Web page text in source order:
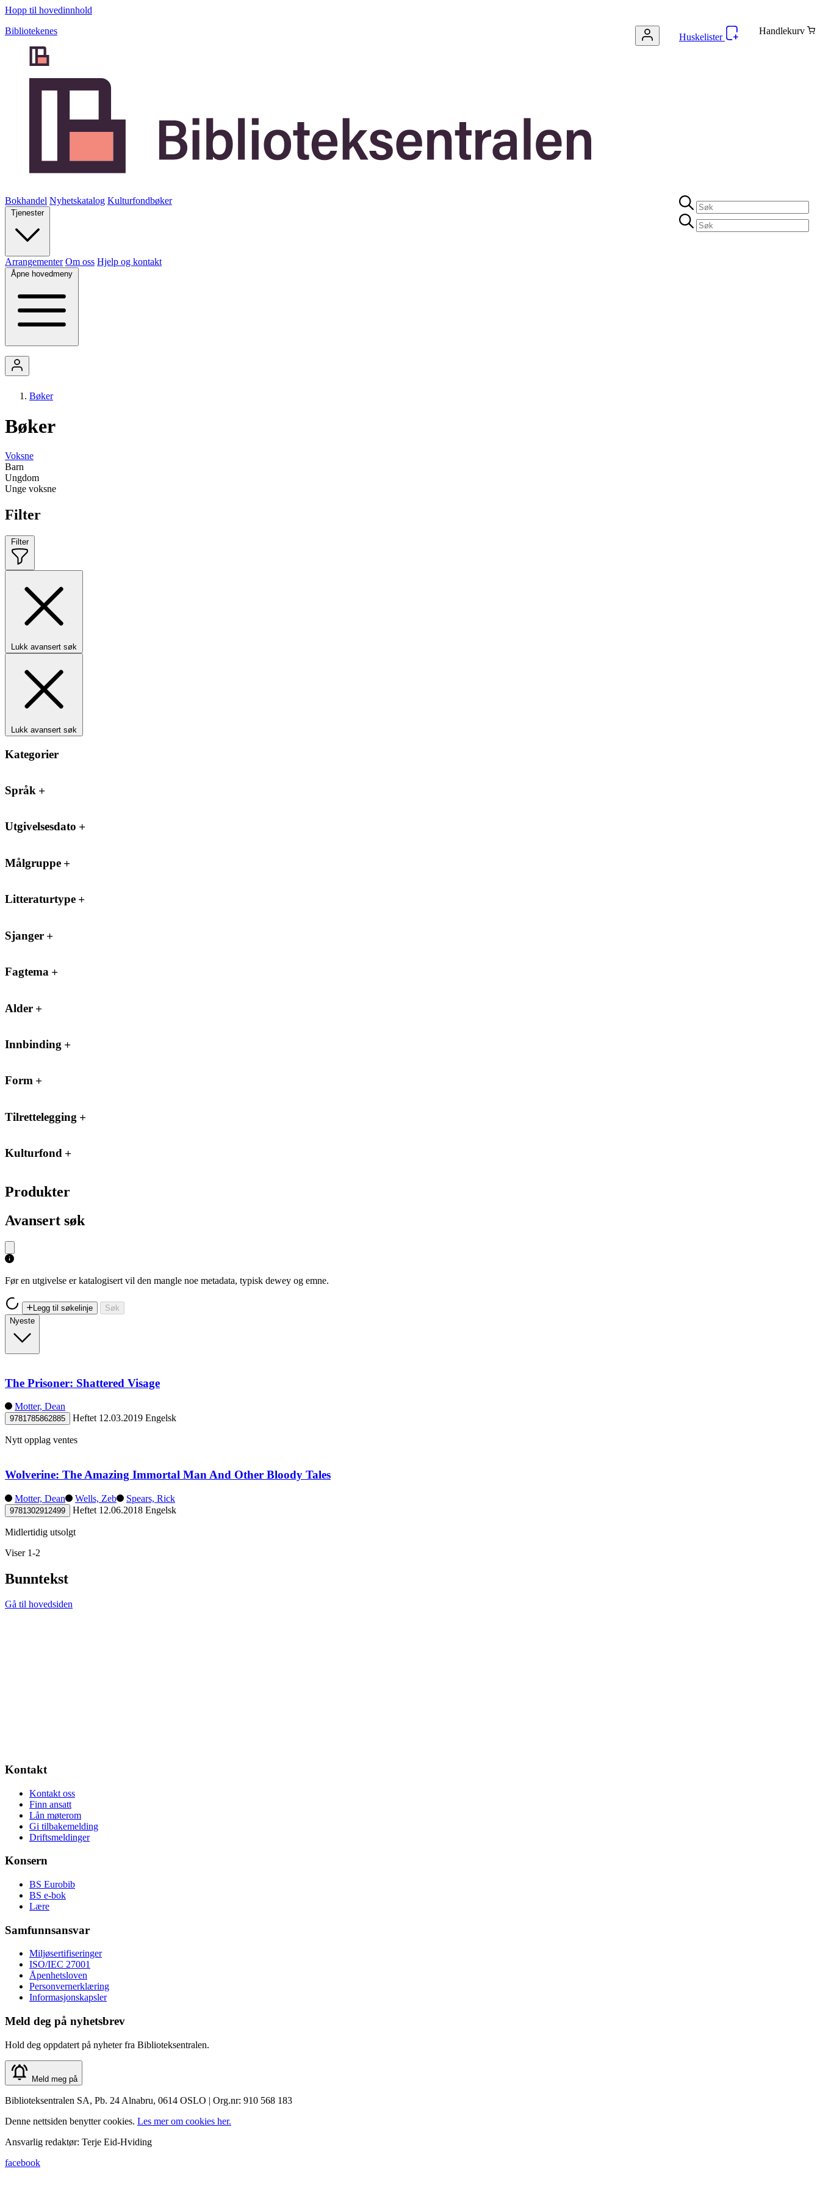
Hopp til hovedinnhold
Bibliotekenes
Bokhandel Nyhetskatalog Kulturfondbøker
Tjenester
Arrangementer Om oss Hjelp og kontakt
Åpne hovedmeny
Huskelister
Handlekurv
Bøker
Bøker
Voksne
Barn
Ungdom
Unge voksne
Filter
Filter
Lukk avansert søk
Lukk avansert søk
Kategorier
Språk
Utgivelsesdato
Målgruppe
Litteraturtype
Sjanger
Fagtema
Alder
Innbinding
Form
Tilrettelegging
Kulturfond
Produkter
Avansert søk
Før en utgivelse er katalogisert vil den mangle noe metadata, typisk dewey og emne.
Legg til søkelinje
Søk
Nyeste
The Prisoner: Shattered Visage
Motter, Dean
9781785862885 Heftet 12.03.2019 Engelsk
Nytt opplag ventes
Wolverine: The Amazing Immortal Man And Other Bloody Tales
Motter, Dean Wells, Zeb Spears, Rick
9781302912499 Heftet 12.06.2018 Engelsk
Midlertidig utsolgt
Viser 1-2
Bunntekst
Gå til hovedsiden
Kontakt
Kontakt oss
Finn ansatt
Lån møterom
Gi tilbakemelding
Driftsmeldinger
Konsern
BS Eurobib
BS e-bok
Lære
Samfunnsansvar
Miljøsertifiseringer
ISO/IEC 27001
Åpenhetsloven
Personvernerklæring
Informasjonskapsler
Meld deg på nyhetsbrev
Hold deg oppdatert på nyheter fra Biblioteksentralen.
Meld meg på
Biblioteksentralen SA, Pb. 24 Alnabru, 0614 OSLO | Org.nr: 910 568 183
Denne nettsiden benytter cookies. Les mer om cookies her.
Ansvarlig redaktør: Terje Eid-Hviding
facebook